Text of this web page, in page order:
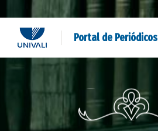
Portal de Periódicos